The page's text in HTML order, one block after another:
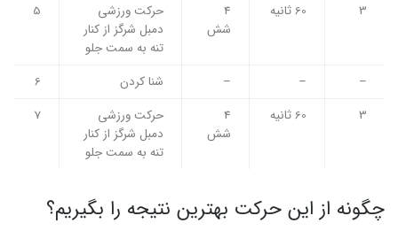
3 60 ثانیه
4
شش
حرکت ورزشی
دمبل شرگز از کنار
تنه به سمت جلو
5
–
–
– شنا کردن
6
3
60 ثانیه
4
شش
حرکت ورزشی
دمبل شرگز از کنار
تنه به سمت جلو
7
چگونه از این حرکت بهترین نتیجه را بگیریم؟